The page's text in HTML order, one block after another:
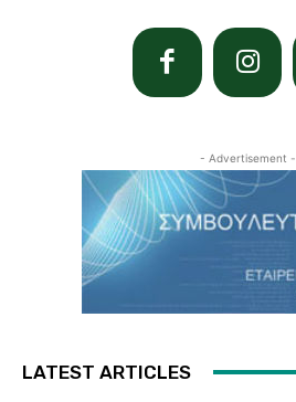
- Advertisement -
LATEST ARTICLES